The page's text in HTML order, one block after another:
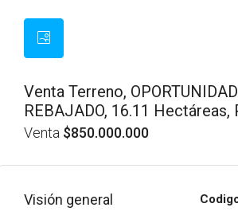
Venta Terreno,
REBAJADO, 16.11 Hectáreas,
Venta $850.000.000
Visión general